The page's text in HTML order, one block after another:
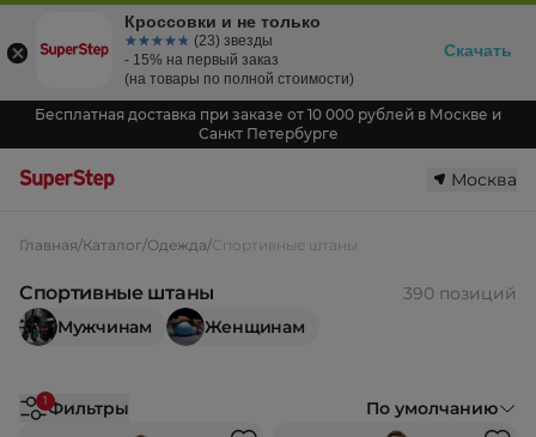
Бесплатная доставка при заказе от 10 000 рублей в Москве и
Санкт Петербурге
Москва
Главная/Каталог/Одежда/Спортивные штаны
Спортивные штаны
390 позиций
Мужчинам
Женщинам
1Фильтры По умолчанию
Кроссовки и не только
☆☆☆☆☆
★★★★★ (23) звезды
- 15% на первый заказ
(на товары по полной стоимости)
Скачать